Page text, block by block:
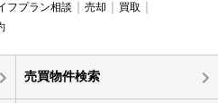
フプラン相談 売却
買取
売買物件検索